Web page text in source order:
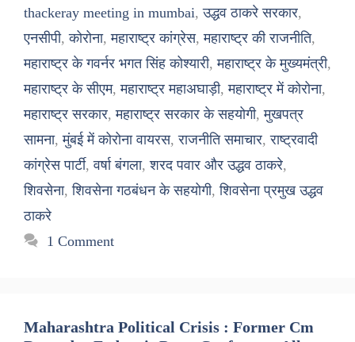
thackeray meeting in mumbai,उद्धव ठाकरे सरकार,
एनसीपी,कोरोना,महाराष्ट्र कांग्रेस,महाराष्ट्र की राजनीति,
महाराष्ट्र के गवर्नर भगत सिंह कोश्यारी,महाराष्ट्र के मुख्यमंत्री,
महाराष्ट्र के सीएम,महाराष्ट्र महाअघाड़ी,महाराष्ट्र में कोरोना,
महाराष्ट्र सरकार,महाराष्ट्र सरकार के सहयोगी,मुखपत्र
सामना,मुंबई में कोरोना वायरस,राजनीति समाचार,राष्ट्रवादी
कांग्रेस पार्टी,वर्षा बंगला,शरद पवार और उद्धव ठाकरे,
शिवसेना,शिवसेना गठबंधन के सहयोगी,शिवसेना प्रमुख उद्धव
ठाकरे
1 Comment
Maharashtra Political Crisis : Former Cm